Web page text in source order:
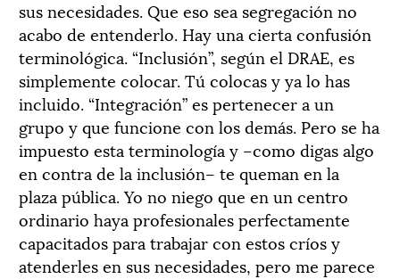
sus necesidades. Que eso sea segregación no
acabo de entenderlo. Hay una cierta confusión
terminológica. “Inclusión”, según el DRAE, es
simplemente colocar. Tú colocas y ya lo has
incluido. “Integración” es pertenecer a un
grupo y que funcione con los demás. Pero se ha
impuesto esta terminología y –como digas algo
en contra de la inclusión– te queman en la
plaza pública. Yo no niego que en un centro
ordinario haya profesionales perfectamente
capacitados para trabajar con estos críos y
atenderles en sus necesidades, pero me parece